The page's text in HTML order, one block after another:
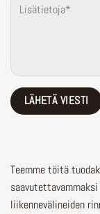
Teemme töitä
liikennevälineiden